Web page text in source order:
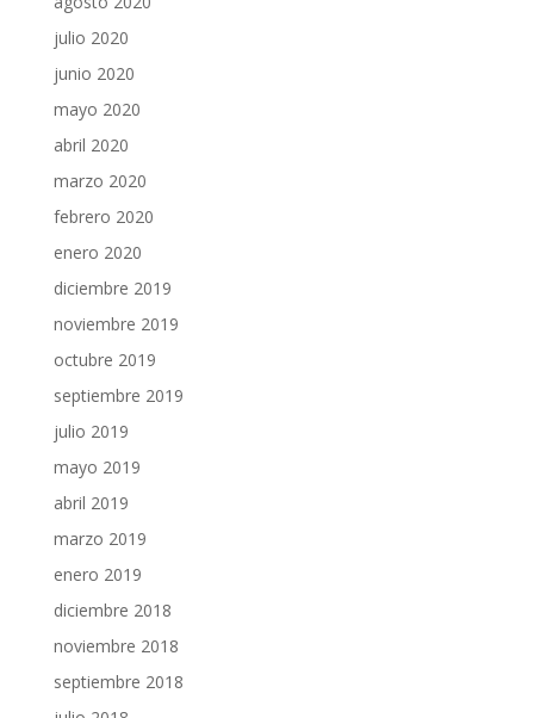
julio 2020
junio 2020
mayo 2020
abril 2020
marzo 2020
febrero 2020
enero 2020
diciembre 2019
noviembre 2019
octubre 2019
septiembre 2019
julio 2019
mayo 2019
abril 2019
marzo 2019
enero 2019
diciembre 2018
noviembre 2018
septiembre 2018